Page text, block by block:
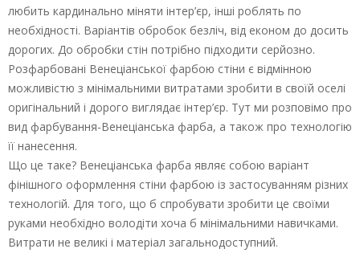
любить кардинально міняти інтер’єр, інші роблять по
необхідності. Варіантів обробок безліч, від економ до досить
дорогих. До обробки стін потрібно підходити серйозно.
Розфарбовані Венеціанської фарбою стіни є відмінною
можливістю з мінімальними витратами зробити в своїй оселі
оригінальний і дорого виглядає інтер’єр. Тут ми розповімо про
вид фарбування-Венеціанська фарба, а також про технологію
її нанесення.
Що це таке? Венеціанська фарба являє собою варіант
фінішного оформлення стіни фарбою із застосуванням різних
технологій. Для того, що б спробувати зробити це своїми
руками необхідно володіти хоча б мінімальними навичками.
Витрати не великі і матеріал загальнодоступний.